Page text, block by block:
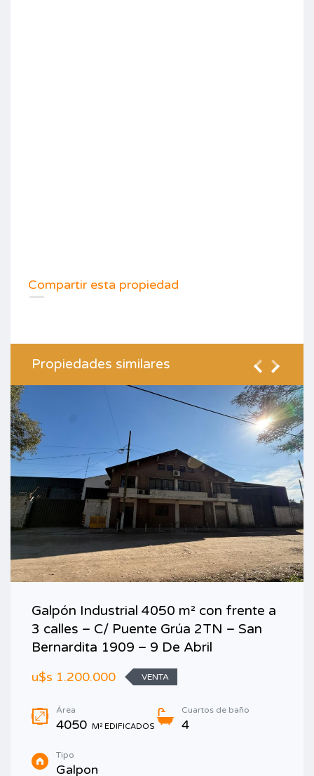
Compartir esta propiedad
Propiedades similares
Galpón Industrial 4050 m² con frente a
3 calles – C/ Puente Grúa 2TN – San
Bernardita 1909 – 9 De Abril
u$s 1.200.000
VENTA
Área
4050 M² EDIFICADOS
Cuartos de baño
4
Tipo
Galpon